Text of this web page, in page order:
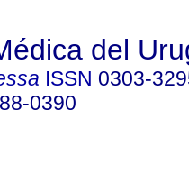
del
ISSN 0303-
0390